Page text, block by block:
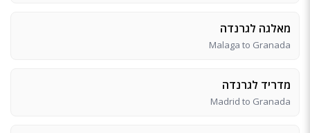
מאלגה לגרנדה
Malaga to Granada
מדריד לגרנדה
Madrid to Granada